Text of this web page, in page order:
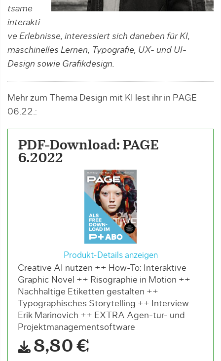
tsame
interakti
ve Erlebnisse, interessiert sich daneben für KI,
maschinelles Lernen, Typografie, UX- und UI-
Design sowie Grafikdesign.
Mehr zum Thema Design mit KI lest ihr in PAGE
06.22.:
PDF-Download: PAGE
6.2022
Produkt-Details anzeigen
Creative AI nutzen ++ How-To: Interaktive
Graphic Novel ++ Risographie in Motion ++
Nachhaltige Etiketten gestalten ++
Typographisches Storytelling ++ Interview
Erik Marinovich ++ EXTRA Agen-tur- und
Projektmanagementsoftware
8,80 €